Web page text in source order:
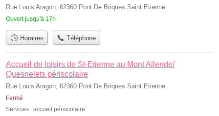
Rue Louis Aragon, 62360 Pont De Briques Saint Etienne
Ouvert jusqu'à 17h
Horaires Téléphone
Accueil de loisirs de St-Etienne au Mont Allende/
Quesnelets périscolaire
Rue Louis Aragon, 62360 Pont De Briques Saint Etienne
Fermé
Services : accueil périscolaire